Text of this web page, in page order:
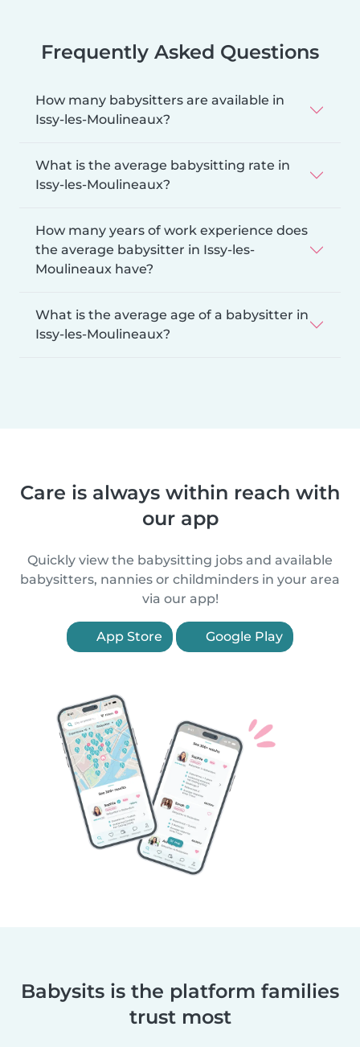
Frequently Asked Questions
How many babysitters are available in
Issy-les-Moulineaux?
What is the average babysitting rate in
Issy-les-Moulineaux?
How many years of work experience does
the average babysitter in Issy-les-
Moulineaux have?
What is the average age of a babysitter in
Issy-les-Moulineaux?
Care is always within reach with
our app
Quickly view the babysitting jobs and available
babysitters, nannies or childminders in your area
via our app!
App Store Google Play
Babysits is the platform families
trust most